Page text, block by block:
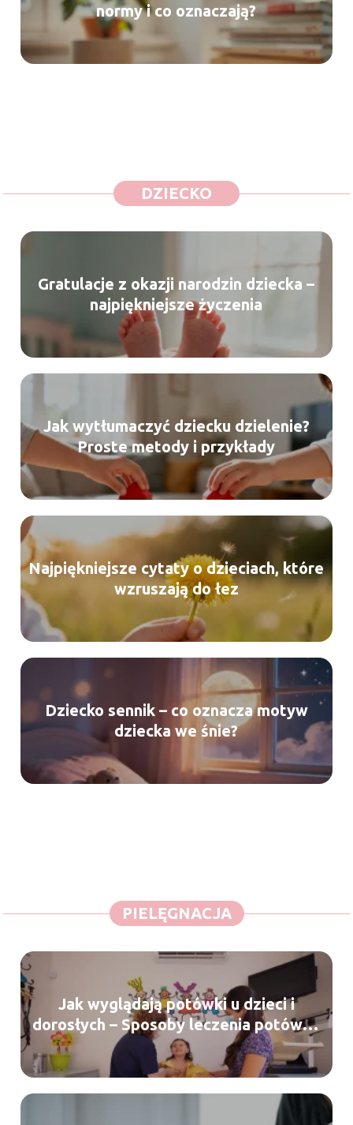
normy i co oznaczają?
DZIECKO
Gratulacje z okazji narodzin dziecka –
najpiękniejsze życzenia
Jak wytłumaczyć dziecku dzielenie?
Proste metody i przykłady
Najpiękniejsze cytaty o dzieciach, które
wzruszają do łez
Dziecko sennik – co oznacza motyw
dziecka we śnie?
PIELĘGNACJA
Jak wyglądają potówki u dzieci i
dorosłych – Sposoby leczenia potówek
i zapobieganie